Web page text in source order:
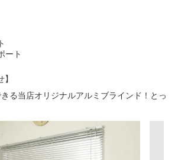
ート
る当店オリジナルアルミブラインド！とっ